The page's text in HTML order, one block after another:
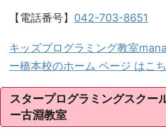
【電話番号】 042-703-8651
キッズプログラミング教室
ー橋本校のホーム ページ はこ
スタープログラミングスクー
ー古淵教室